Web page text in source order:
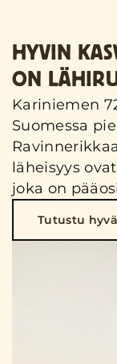
HYVIN
ON
Kariniemen
Suomessa
läheisyys
joka on
Tutustu